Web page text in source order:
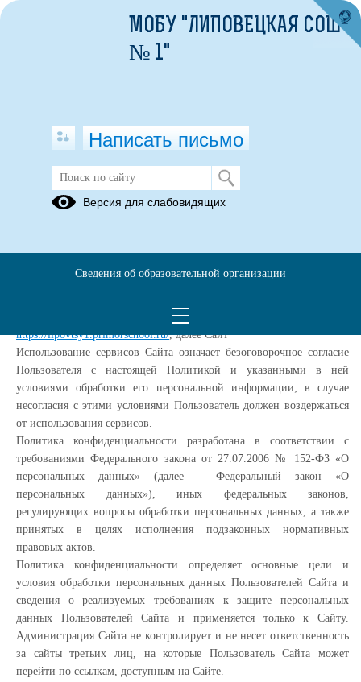
Политика конфиденциальности
общеобразовательная школа №1 Октябрьского муниципального
использовании в сети Интернет по адресу:
https://lipovtsy1.primorschool.ru/, далее Сайт
Использование сервисов Сайта означает безоговорочное согласие
Пользователя с настоящей Политикой и указанными в ней
условиями обработки его персональной информации; в случае
несогласия с этими условиями Пользователь должен воздержаться
от использования сервисов.
Политика конфиденциальности разработана в соответствии с
требованиями Федерального закона от 27.07.2006 № 152-ФЗ «О
персональных данных» (далее – Федеральный закон «О
персональных данных»), иных федеральных законов,
регулирующих вопросы обработки персональных данных, а также
принятых в целях исполнения подзаконных нормативных
правовых актов.
Политика конфиденциальности определяет основные цели и
условия обработки персональных данных Пользователей Сайта и
сведения о реализуемых требованиях к защите персональных
данных Пользователей Сайта и применяется только к Сайту.
Администрация Сайта не контролирует и не несет ответственность
за сайты третьих лиц, на которые Пользователь Сайта может
перейти по ссылкам, доступным на Сайте.
МОБУ "ЛИПОВЕЦКАЯ СОШ
№ 1"
Написать письмо
Версия для слабовидящих
Сведения об образовательной организации